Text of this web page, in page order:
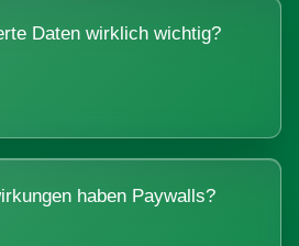
Daten wirklich wichtig?
haben Paywalls?